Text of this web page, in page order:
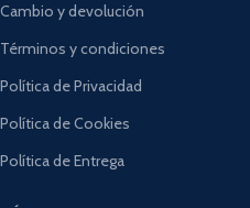
Cambio y devolución
Términos y condiciones
Política de Privacidad
Política de Cookies
Política de Entrega